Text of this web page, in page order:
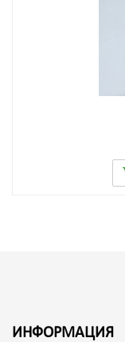
ИНФОРМАЦИЯ